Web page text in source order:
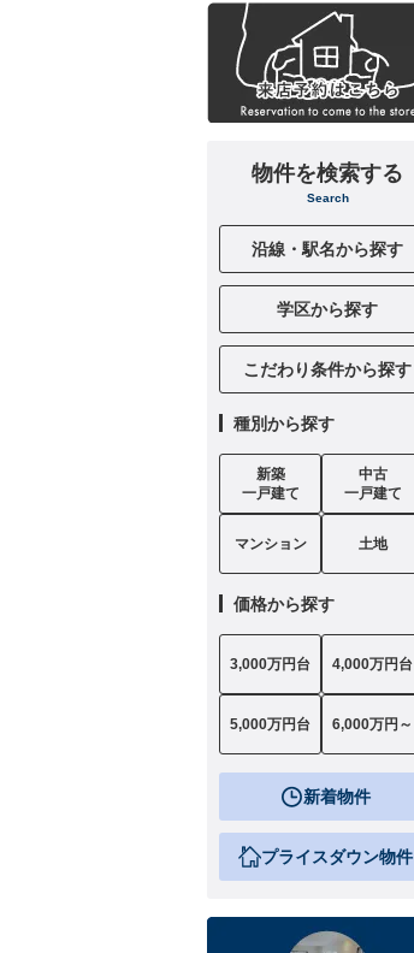
物件を検索する
Search
沿線・駅名から探す
学区から探す
こだわり条件から探す
種別から探す
新築
一戸建て
中古
一戸建て
マンション 土地
価格から探す
3,000万円台 4,000万円台
5,000万円台 6,000万円～
新着物件
プライスダウン物件